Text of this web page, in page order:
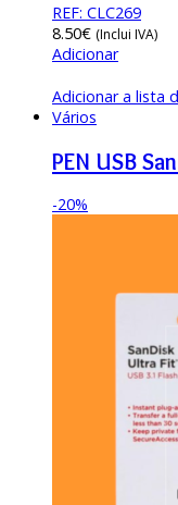
REF: CLC269
8.50€ (Inclui IVA)
Adicionar
Adicionar a lista
Vários
PEN USB
-20%